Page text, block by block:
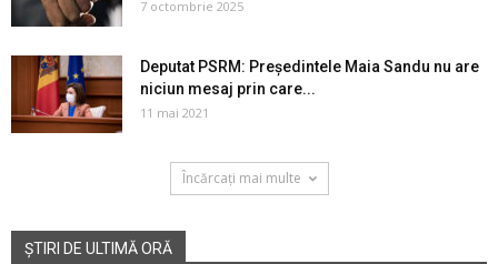
7 octombrie 2025
Deputat PSRM: Președintele Maia Sandu nu are
niciun mesaj prin care...
11 mai 2021
Încărcați mai multe
ȘTIRI DE ULTIMĂ ORĂ